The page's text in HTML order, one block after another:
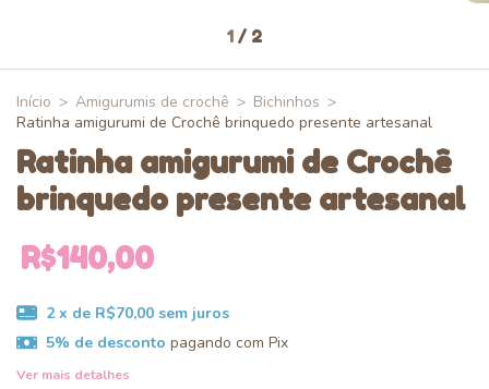
1 / 2
Início > Amigurumis de crochê > Bichinhos >
Ratinha amigurumi de Crochê brinquedo presente artesanal
Ratinha amigurumi de Crochê
brinquedo presente artesanal
R$140,00
2 x de R$70,00 sem juros
5% de desconto pagando com Pix
Ver mais detalhes